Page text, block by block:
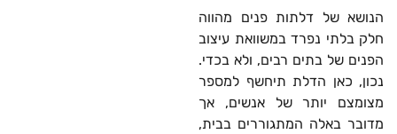
הנושא של דלתות פנים מהווה
חלק בלתי נפרד במשוואת עיצוב
הפנים של בתים רבים, ולא בכדי.
נכון, כאן הדלת תיחשף למספר
מצומצם יותר של אנשים, אך
מדובר באלה המתגוררים בבית,